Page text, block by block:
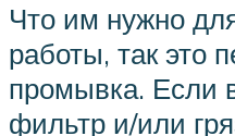
Что им нужно
работы, так это
промывка. Если
фильтр и/или